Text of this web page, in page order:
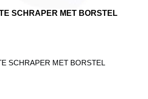
SCHRAPER MET BORSTEL
SCHRAPER MET BORSTEL